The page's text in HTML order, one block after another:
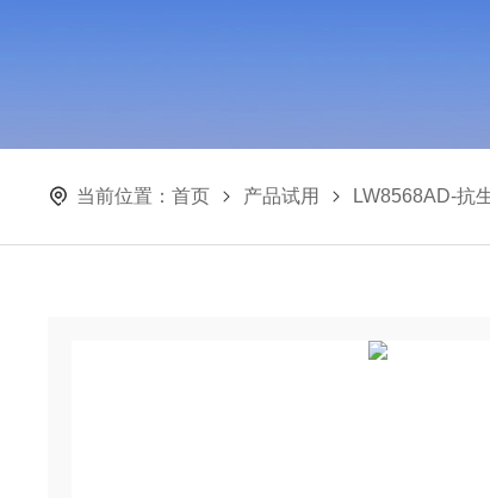
当前位置： 首页 产品试用 LW8568AD-抗